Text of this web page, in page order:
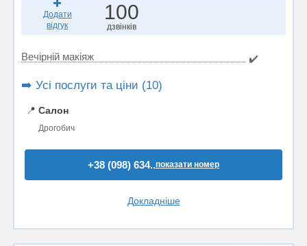
Додати
відгук
100
дзвінків
Вечірній макіяж ✔️
➡️ Усі послуги та ціни (10)
📍 Салон
Дрогобич
+38 (098) 634..показати номер
Докладніше